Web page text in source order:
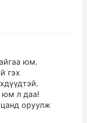
юм.
гэх
юм л даа!
оруулж